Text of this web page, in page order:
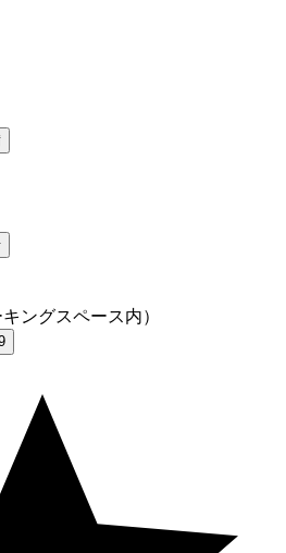
ングスペース内）